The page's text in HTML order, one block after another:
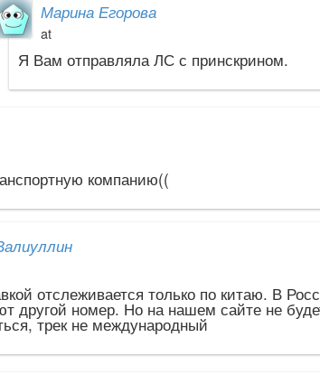
Марина Егорова
at
Я Вам отправляла ЛС с принскрином.
компанию((
отслеживается только по китаю. В
другой номер. Но на нашем сайте не
трек не международный